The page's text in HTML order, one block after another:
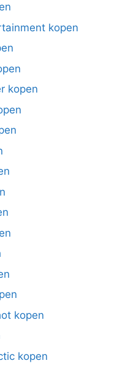
kopen
kopen
kopen
kopen